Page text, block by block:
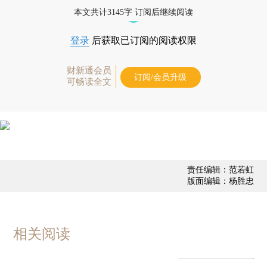
本文共计3145字 订阅后继续阅读
登录 后获取已订阅的阅读权限
财新通会员
可畅读全文
订阅/会员升级
责任编辑：范若虹
版面编辑：杨胜忠
相关阅读